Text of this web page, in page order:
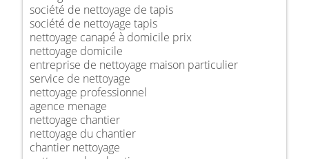
société de nettoyage de tapis
société de nettoyage tapis
nettoyage canapé à domicile prix
nettoyage domicile
entreprise de nettoyage maison particulier
service de nettoyage
nettoyage professionnel
agence menage
nettoyage chantier
nettoyage du chantier
chantier nettoyage